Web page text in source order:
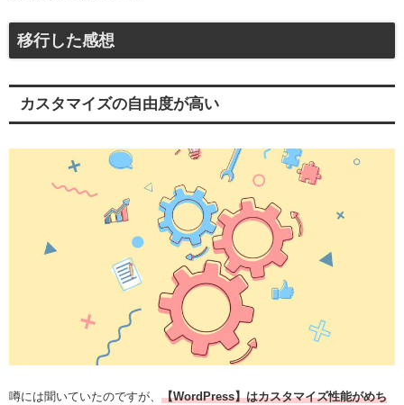
移行した感想
カスタマイズの自由度が高い
噂には聞いていたのですが、 【WordPress】はカスタマイズ性能がめち